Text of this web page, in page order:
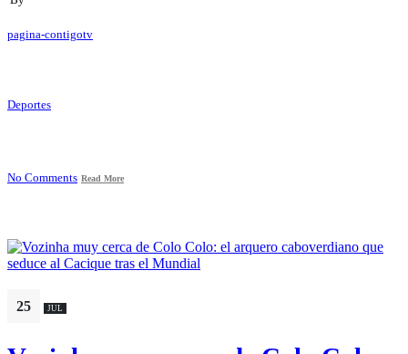
pagina-contigotv
Deportes
No Comments Read More
25 JUL